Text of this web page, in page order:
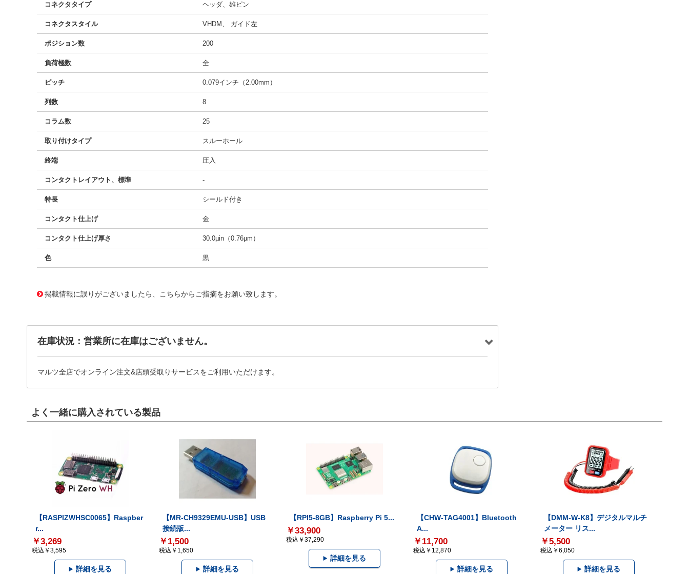
コネクタタイプ ヘッダ、雄ピン
コネクタスタイル VHDM、 ガイド左
ポジション数 200
負荷極数 全
ピッチ 0.079インチ（2.00mm）
列数 8
コラム数 25
取り付けタイプ スルーホール
終端 圧入
コンタクトレイアウト、標準 -
特長 シールド付き
コンタクト仕上げ 金
コンタクト仕上げ厚さ 30.0µin（0.76µm）
色 黒
掲載情報に誤りがございましたら、こちらからご指摘をお願い致します。
在庫状況：営業所に在庫はございません。
マルツ全店でオンライン注文&店頭受取りサービスをご利用いただけます。
よく一緒に購入されている製品
【RASPIZWHSC0065】Raspber
r...
￥3,269
税込￥3,595
詳細を見る
【MR-CH9329EMU-USB】USB
接続版...
￥1,500
税込￥1,650
詳細を見る
【RPI5-8GB】Raspberry Pi 5...
￥33,900
税込￥37,290
詳細を見る
【CHW-TAG4001】Bluetooth
A...
￥11,700
税込￥12,870
詳細を見る
【DMM-W-K8】デジタルマルチ
メーター リス...
￥5,500
税込￥6,050
詳細を見る